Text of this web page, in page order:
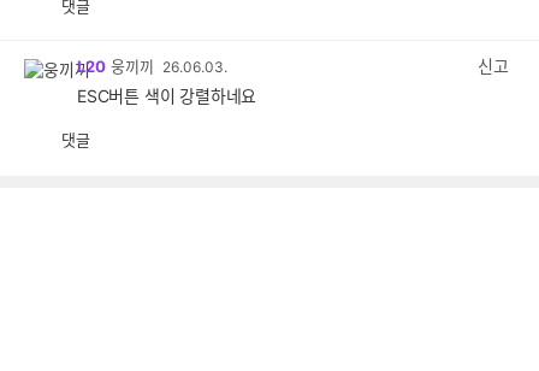
댓글
L20 웅끼끼 26.06.03.
신고
ESC버튼 색이 강렬하네요
댓글